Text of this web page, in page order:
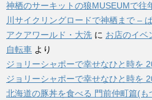
神栖のサーキットの狼MUSEUMで往
川サイクリングロードで神栖まで –
アクアワールド・大洗 に お店のイベ
自転車 より
ジョリーシャポーで幸せなひと時を
ジョリーシャポーで幸せなひと時を
北海道の豚丼を食べる 門前仲町篇(も